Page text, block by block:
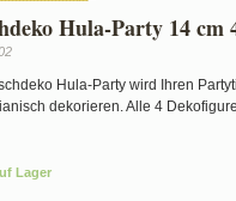
Hula-Party 14 cm
Hula-Party wird Ihren
dekorieren. Alle 4
Lager